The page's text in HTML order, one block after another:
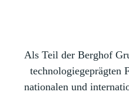
Als Teil der Berghof
technologiegeprägten
nationalen und